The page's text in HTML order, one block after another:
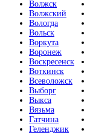
Волжск
Волжский
Вологда
Вольск
Воркута
Воронеж
Воскресенск
Воткинск
Всеволожск
Выборг
Выкса
Вязьма
Гатчина
Геленджик